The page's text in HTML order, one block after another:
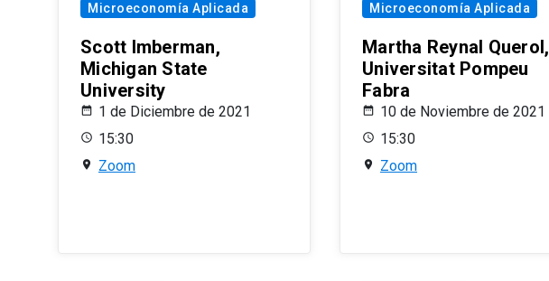
Microeconomía Aplicada
Scott Imberman,
Michigan State
University
1 de Diciembre de 2021
15:30
Zoom
Microeconomía Aplicada
Martha Reynal Querol,
Universitat Pompeu
Fabra
10 de Noviembre de 2021
15:30
Zoom